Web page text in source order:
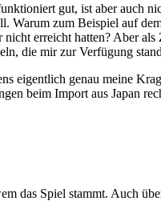
gut, ist aber auch
Warum zum Beispiel auf
erreicht hatten? Aber
die mir zur Verfügung
eigentlich genau meine
beim Import aus Japan
das Spiel stammt. Auch